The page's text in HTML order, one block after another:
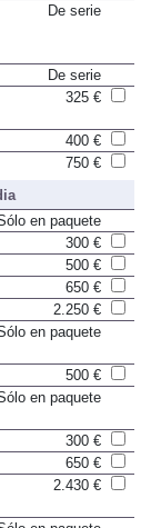
De serie
De serie
325 €
400 €
750 €
en paquete
300 €
500 €
650 €
2.250 €
en paquete
500 €
en paquete
300 €
650 €
2.430 €